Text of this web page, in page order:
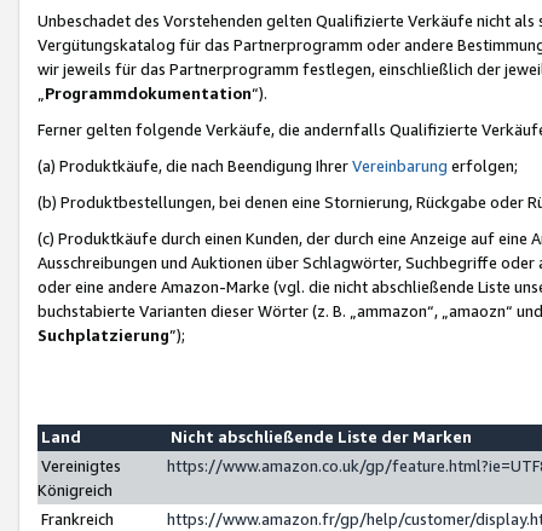
Unbeschadet des Vorstehenden gelten Qualifizierte Verkäufe nicht
Vergütungskatalog für das Partnerprogramm oder andere
wir jeweils für das Partnerprogramm festlegen, einschließlich der
Programmdokumentation“).
Ferner gelten folgende Verkäufe, die andernfalls Qualifizierte
(a) Produktkäufe, die nach Beendigung IhrerVereinbarung erfolgen;
(b) Produktbestellungen, bei denen eine Stornierung, Rückgabe oder
(c) Produktkäufe durch einen Kunden, der durch eine Anzeige auf
Ausschreibungen und Auktionen über Schlagwörter, Suchbegriffe
oder eine andere Amazon-Marke (vgl. die nicht abschließende Liste
buchstabierte Varianten dieser Wörter (z. B. „ammazon“, „amaozn“
Suchplatzierung”);
Land
Nicht abschließende Liste der Marken
Vereinigtes
Königreich
https://www.amazon.co.uk/gp/
Frankreich
https://www.amazon.fr/gp/help/customer/